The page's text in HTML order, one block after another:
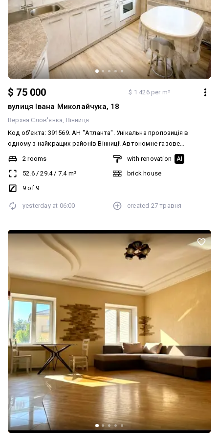
$ 75 000 $ 1 426 per m²
вулиця Івана Миколайчука, 18
Верхня Слов'янка Вінниця
Код об'єкта: 391569. АН "Атланта". Унікальна пропозиція в
одному з найкращих районів Вінниці! Автономне газове
опалення! Двокімнатна квартира площею 50,8 м² з
індивідуальним газовим опаленням та двозонним лічильником
електроенергії. Родзинка об’єкта — додатковий чердак понад 30
м², який можна використовувати як простір для зберігання або
видом з вікон, ідеально підходить як для комфортного
локація: піша доступність до медичного університету, ринку
“Урожай”, Палацу дітей та юнацтва, зручна транспортна
розв’язка та вся необхідна інфраструктура поруч. Телефонуйте
та приходьте на перегляд — такі варіанти з’являються рідко!
2 rooms
52.6/29.4/ 7.4m²
9 of 9
with renovation AI
brick house
yesterday at 06:00 created 27 травня